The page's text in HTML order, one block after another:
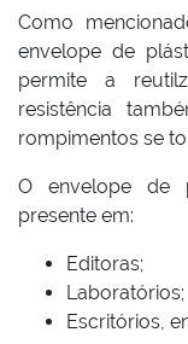
Como
envelope de
permite a
resistência
rompimentos se
O envelope de
presente em:
Editoras;
Laboratórios;
Escritórios,